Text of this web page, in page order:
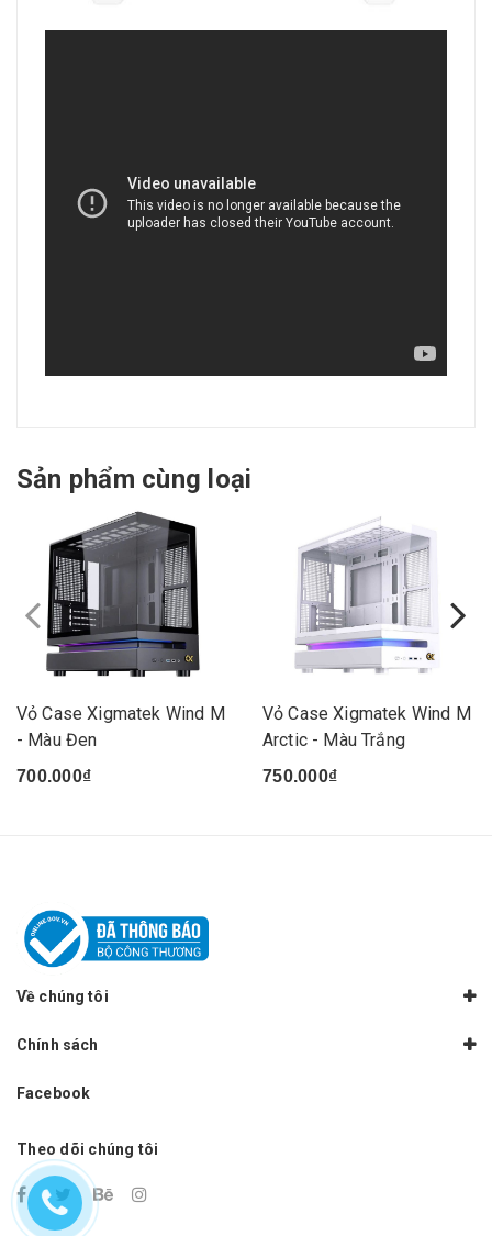
Sản phẩm cùng loại
Vỏ Case Xigmatek Wind M
- Màu Đen
700.000₫
Vỏ Case Xigmatek Wind M
Arctic - Màu Trắng
750.000₫
Về chúng tôi
Chính sách
Facebook
Theo dõi chúng tôi